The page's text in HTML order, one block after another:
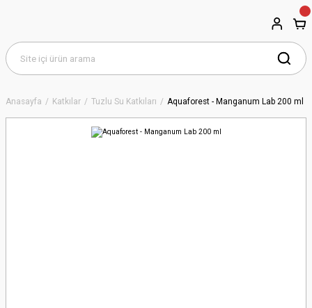
Anasayfa Katkılar Tuzlu Su Katkıları Aquaforest - Manganum Lab 200 ml